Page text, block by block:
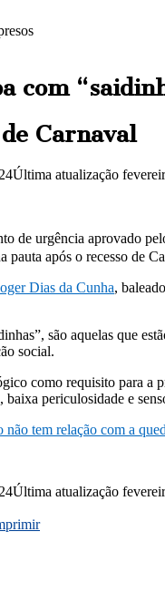
com
Carnaval
Última atualização
de urgência aprovado
pauta após o recesso de
Dias da Cunha,
são aquelas que
social.
como requisito para a
periculosidade e
tem relação com a
Última atualização